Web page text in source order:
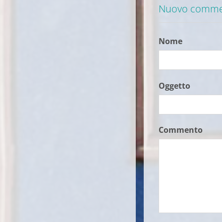
Nuovo
Nome
Oggetto
Commento